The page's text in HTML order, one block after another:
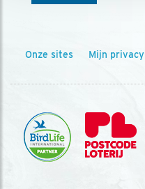
Onze sites Mijn privacy